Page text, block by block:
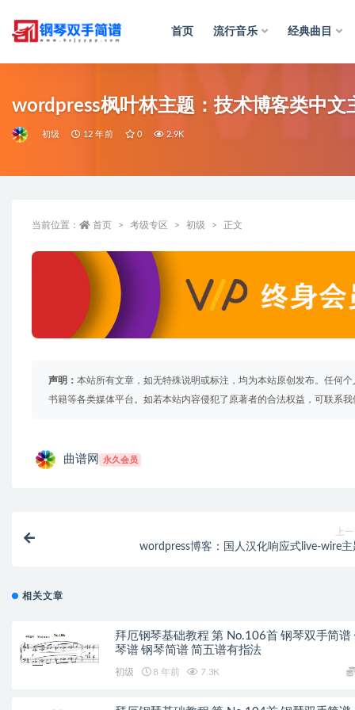
首页 流行音乐 经典曲目
wordpress枫叶林主题：技术博客类中文
初级 12 年前 0 2.9K
当前位置： 首页 考级专区 初级 正文
声明： 本站所有文章，如无特殊说明或标注，均为本站原创发布。任何
书籍等各类媒体平台。如若本站内容侵犯了原著者的合法权益，可联系我
曲谱网 永久会员
上
wordpress博客：国人汉化响应式live-wire主
相关文章
拜厄钢琴基础教程 第 No.106首 钢琴双手简谱
琴谱 钢琴简谱 简五谱有指法
初级 8 年前 7.3K